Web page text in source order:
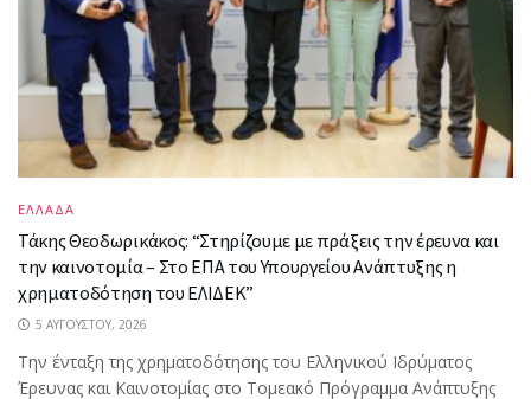
ΕΛΛΑΔΑ
Τάκης Θεοδωρικάκος: “Στηρίζουμε με πράξεις την έρευνα και
την καινοτομία – Στο ΕΠΑ του Υπουργείου Ανάπτυξης η
χρηματοδότηση του ΕΛΙΔΕΚ”
5 ΑΥΓΟΎΣΤΟΥ, 2026
Την ένταξη της χρηματοδότησης του Ελληνικού Ιδρύματος
Έρευνας και Καινοτομίας στο Tομεακό Πρόγραμμα Ανάπτυξης